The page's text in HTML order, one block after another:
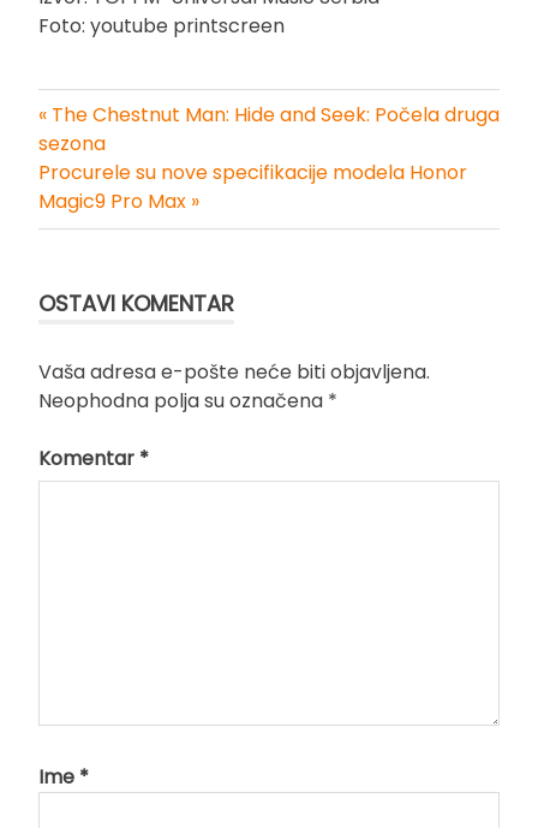
Foto: youtube printscreen
Kretanje
članka
« The Chestnut Man: Hide and Seek: Počela druga
sezona
Procurele su nove specifikacije modela Honor
Magic9 Pro Max »
OSTAVI KOMENTAR
Vaša adresa e-pošte neće biti objavljena.
Neophodna polja su označena *
Komentar *
Ime *